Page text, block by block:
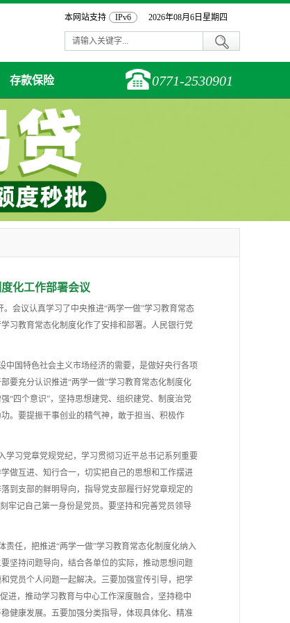
本网站支持 IPv6 2026年08月6日星期四
存款保险 0771-2530901
化工作部署会议
会议认真学习了中央推进“两学一做”学习教育常态
习教育常态化制度化作了安排和部署。人民银行党
国特色社会主义市场经济的需要，是做好央行各项
要充分认识推进“两学一做”学习教育常态化制度化
“四个意识”，坚持思想建党、组织建党、制度治党
。要提振干事创业的精气神，敢于担当、积极作
习党章党规党纪，学习贯彻习近平总书记系列重要
做互进、知行合一，切实把自己的思想和工作摆进
到支部的鲜明导向，指导党支部履行好党章规定的
牢记自己第一身份是党员。要坚持和完善党员领导
任，把推进“两学一做”学习教育常态化制度化纳入
坚持问题导向，结合各单位的实际，推动思想问题
党员个人问题一起解决。三要加强宣传引导，把学
进，推动学习教育与中心工作深度融合，坚持稳中
健康发展。五要加强分类指导，体现具体化、精准